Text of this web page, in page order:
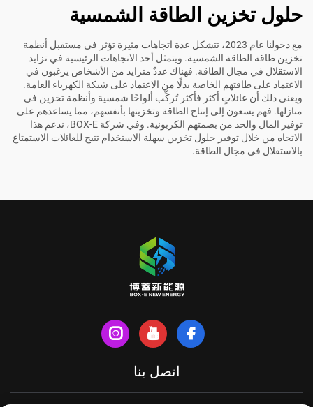
حلول تخزين الطاقة الشمسية
مع دخولنا عام 2023، تتشكل عدة اتجاهات مثيرة تؤثر في مستقبل أنظمة
تخزين طاقة الطاقة الشمسية. ويتمثل أحد الاتجاهات الرئيسية في تزايد
الاستقلال في مجال الطاقة. فهناك عددٌ متزايد من الأشخاص يرغبون في
الاعتماد على طاقتهم الخاصة بدلًا من الاعتماد على شبكة الكهرباء العامة.
ويعني ذلك أن عائلاتٍ أكثر فأكثر تُركِّب ألواحًا شمسية وأنظمة تخزين في
منازلها. فهم يسعون إلى إنتاج الطاقة وتخزينها بأنفسهم، مما يساعدهم على
توفير المال والحد من بصمتهم الكربونية. وفي شركة BOX-E، ندعم هذا
الاتجاه من خلال توفير حلول تخزين سهلة الاستخدام تتيح للعائلات الاستمتاع
بالاستقلال في مجال الطاقة.
اتصل بنا